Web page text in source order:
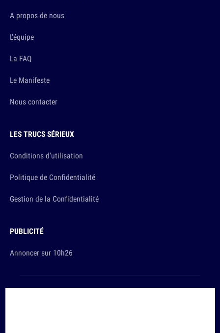
A propos de nous
L'équipe
La FAQ
Le Manifeste
Nous contacter
LES TRUCS SÉRIEUX
Conditions d'utilisation
Politique de Confidentialité
Gestion de la Confidentialité
PUBLICITÉ
Annoncer sur 10h26